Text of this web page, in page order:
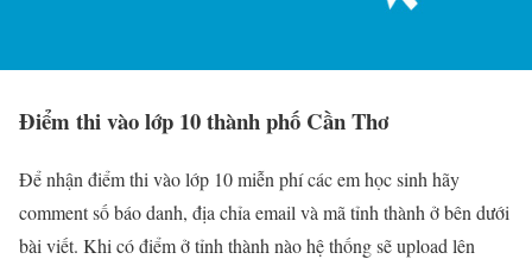
Điểm thi vào lớp 10 thành phố Cần Thơ
Để nhận điểm thi vào lớp 10 miễn phí các em học sinh hãy
comment số báo danh, địa chỉa email và mã tỉnh thành ở bên dưới
bài viết. Khi có điểm ở tỉnh thành nào hệ thống sẽ upload lên